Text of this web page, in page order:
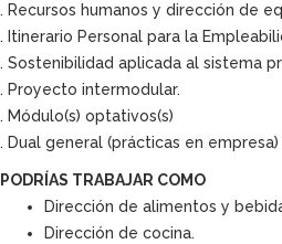
. Recursos humanos y dirección de
. Itinerario Personal para la
. Sostenibilidad aplicada al sistema
. Proyecto intermodular.
. Módulo(s) optativos(s)
. Dual general (prácticas en empresa)
PODRÍAS TRABAJAR COMO
Dirección de alimentos y
Dirección de cocina.